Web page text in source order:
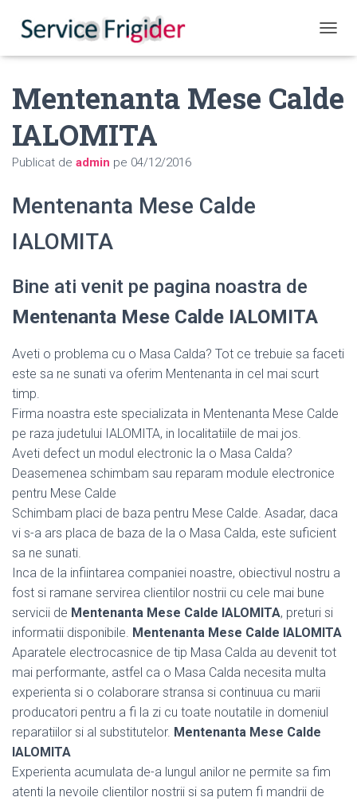
Mentenanta Mese Calde
IALOMITA
Publicat de admin pe 04/12/2016
Mentenanta Mese Calde
IALOMITA
Bine ati venit pe pagina noastra de
Mentenanta Mese Calde IALOMITA
Aveti o problema cu o Masa Calda? Tot ce trebuie sa faceti
este sa ne sunati va oferim Mentenanta in cel mai scurt
timp.
Firma noastra este specializata in Mentenanta Mese Calde
pe raza judetului IALOMITA, in localitatiile de mai jos.
Aveti defect un modul electronic la o Masa Calda?
Deasemenea schimbam sau reparam module electronice
pentru Mese Calde
Schimbam placi de baza pentru Mese Calde. Asadar, daca
vi s-a ars placa de baza de la o Masa Calda, este suficient
sa ne sunati.
Inca de la infiintarea companiei noastre, obiectivul nostru a
fost si ramane servirea clientilor nostrii cu cele mai bune
servicii de Mentenanta Mese Calde IALOMITA, preturi si
informatii disponibile. Mentenanta Mese Calde IALOMITA
Aparatele electrocasnice de tip Masa Calda au devenit tot
mai performante, astfel ca o Masa Calda necesita multa
experienta si o colaborare stransa si continuua cu marii
producatori pentru a fi la zi cu toate noutatile in domeniul
reparatiilor si al substitutelor. Mentenanta Mese Calde
IALOMITA
Experienta acumulata de-a lungul anilor ne permite sa fim
atenti la nevoile clientilor nostrii si sa putem fi mandrii de